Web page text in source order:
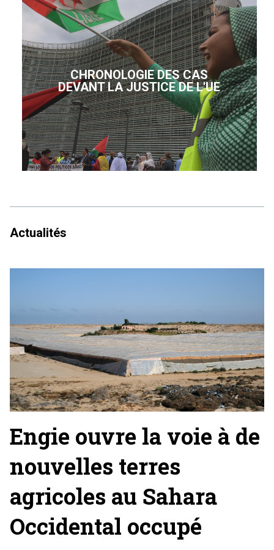
CHRONOLOGIE DES CAS
DEVANT LA JUSTICE DE L'UE
Actualités
Engie ouvre la voie à de
nouvelles terres
agricoles au Sahara
Occidental occupé